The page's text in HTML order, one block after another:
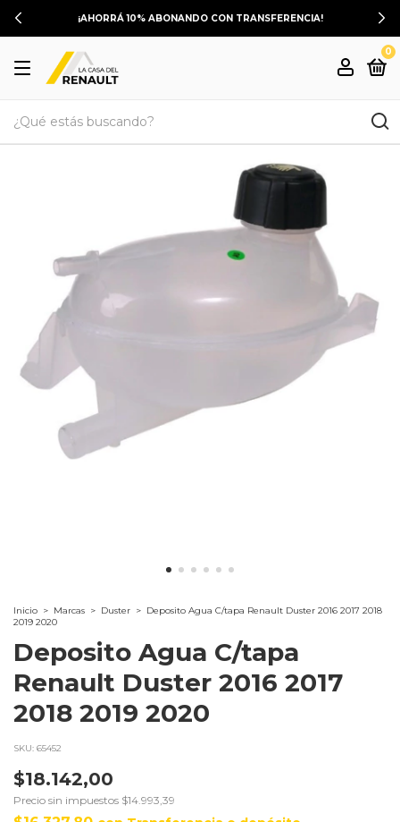
¡AHORRÁ 10% ABONANDO CON TRANSFERENCIA!
0
Inicio > Marcas > Duster > Deposito Agua C/tapa Renault Duster 2016 2017 2018
2019 2020
Deposito Agua C/tapa
Renault Duster 2016 2017
2018 2019 2020
SKU: 65452
$18.142,00
Precio sin impuestos $14.993,39